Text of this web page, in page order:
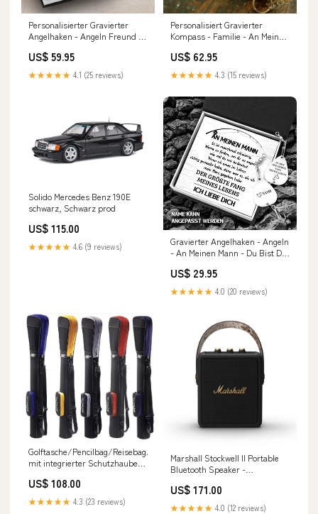
Personalisierter Gravierter
Angelhaken - Angeln Freund -
Der Größte Fang Meines
Lebens - Degfa12001 Gift for
dad
US$ 59.95
★★★★★ 4.1 (25 reviews)
Personalisiert Gravierter
Kompass - Familie - An Meinen
Degpb16007 Kettenart:Ohne
Kette
US$ 62.95
★★★★★ 4.3 (15 reviews)
Solido Mercedes Benz 190E
schwarz, Schwarz prod
US$ 115.00
★★★★★ 4.6 (9 reviews)
Gravierter Angelhaken - Angeln
- An Meinen Mann - Du Bist Der
Degfa26011 couple pendant
necklaces
US$ 29.95
★★★★★ 4.0 (20 reviews)
Golftasche/Pencilbag/Reisebag/Rangebag/Pistolbag/Tragebag
mit integrierter Schutzhaube
US$ 108.00
★★★★★ 4.3 (23 reviews)
Marshall Stockwell II Portable
Bluetooth Speaker -
Speaker Schwarz und ts
US$ 171.00
★★★★★ 4.0 (12 reviews)